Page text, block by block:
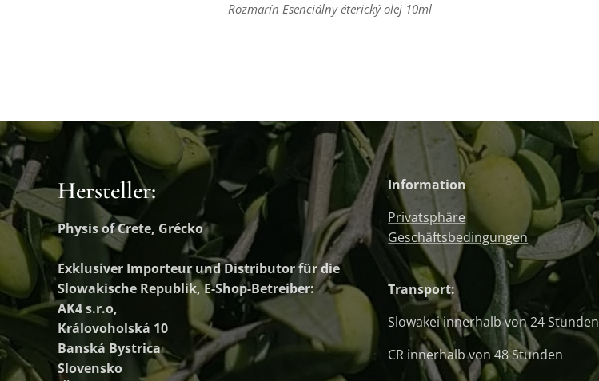
Rozmarín Esenciálny éterický olej 10ml
Hersteller:
Physis of Crete, Grécko
Exklusiver Importeur und Distributorfür die
Slowakische Republik, E-Shop-Betreiber:
AK4 s.r.o,
Královoholská 10
Banská Bystrica
Slovensko
Information
Privatsphäre
Geschäftsbedingungen
Transport:
Slowakei innerhalb von 24 Stunden
CR innerhalb von 48 Stunden